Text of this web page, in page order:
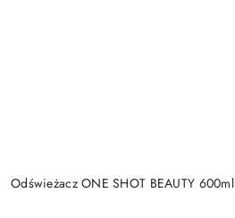
Odświeżacz ONE SHOT BEAUTY 600ml